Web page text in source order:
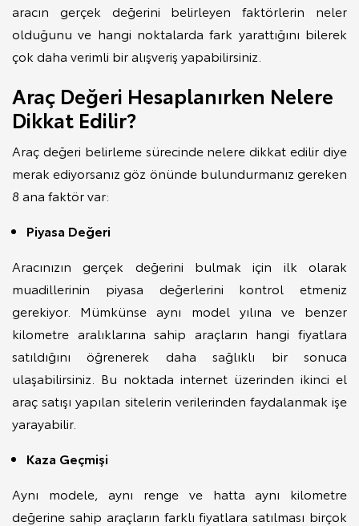
aracın gerçek değerini belirleyen faktörlerin neler
olduğunu ve hangi noktalarda fark yarattığını bilerek
çok daha verimli bir alışveriş yapabilirsiniz.
Araç Değeri Hesaplanırken Nelere
Dikkat Edilir?
Araç değeri belirleme sürecinde nelere dikkat edilir diye
merak ediyorsanız göz önünde bulundurmanız gereken
8 ana faktör var:
Piyasa Değeri
Aracınızın gerçek değerini bulmak için ilk olarak
muadillerinin piyasa değerlerini kontrol etmeniz
gerekiyor. Mümkünse aynı model yılına ve benzer
kilometre aralıklarına sahip araçların hangi fiyatlara
satıldığını öğrenerek daha sağlıklı bir sonuca
ulaşabilirsiniz. Bu noktada internet üzerinden ikinci el
araç satışı yapılan sitelerin verilerinden faydalanmak işe
yarayabilir.
Kaza Geçmişi
Aynı modele, aynı renge ve hatta aynı kilometre
değerine sahip araçların farklı fiyatlara satılması birçok